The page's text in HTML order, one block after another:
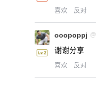
喜欢 反对
ooopoppj @
谢谢分享
喜欢 反对